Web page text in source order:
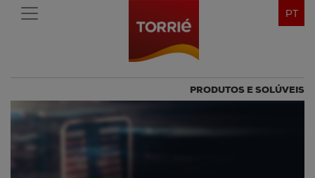
PT
PRODUTOS E SOLÚVEIS